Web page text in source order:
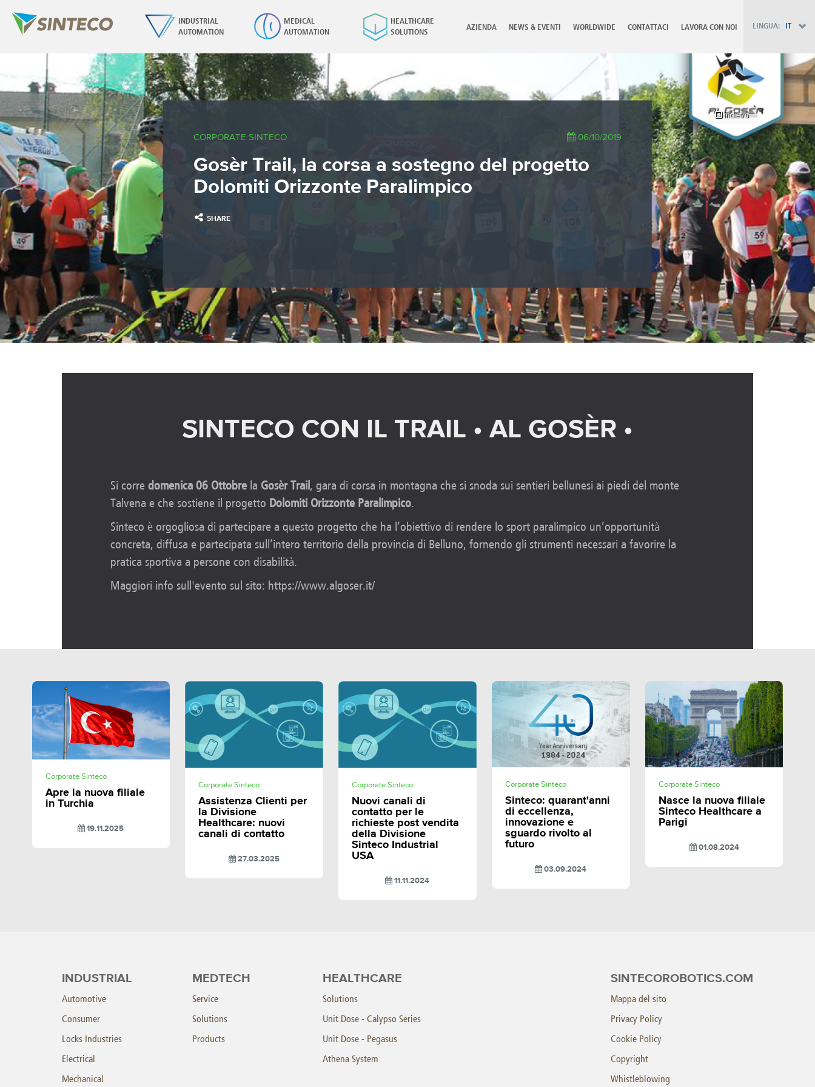
INDUSTRIAL
AUTOMATION
MEDICAL
AUTOMATION
HEALTHCARE
SOLUTIONS
AZIENDA NEWS & EVENTI WORLDWIDE CONTATTACI LAVORA CON NOI LINGUA: IT
JA - 日本語
TR - Türkçe
AE - اللغة العربية
CORPORATE SINTECO 06/10/2019
Gosèr Trail, la corsa a sostegno del progetto
Dolomiti Orizzonte Paralimpico
SHARE
indietro
SINTECO CON IL TRAIL • AL GOSÈR •
Si corre domenica 06 Ottobre la Gosèr Trail , gara di corsa in montagna che si snoda sui sentieri bellunesi ai piedi del monte
Talvena e che sostiene il progetto Dolomiti Orizzonte Paralimpico.
Sinteco è orgogliosa di partecipare a questo progetto che ha l’obiettivo di rendere lo sport paralimpico un’opportunità
concreta, diffusa e partecipata sull’intero territorio della provincia di Belluno, fornendo gli strumenti necessari a favorire la
pratica sportiva a persone con disabilità.
Maggiori info sull'evento sul sito: https://www.algoser.it/
Corporate Sinteco
Apre la nuova filiale
in Turchia
19.11.2025
Corporate Sinteco
Assistenza Clienti per
la Divisione
Healthcare: nuovi
canali di contatto
27.03.2025
Corporate Sinteco
Nuovi canali di
contatto per le
richieste post vendita
della Divisione
Sinteco Industrial
USA
11.11.2024
Corporate Sinteco
Sinteco: quarant'anni
di eccellenza,
innovazione e
sguardo rivolto al
futuro
03.09.2024
Corporate Sinteco
Nasce la nuova filiale
Sinteco Healthcare a
Parigi
01.08.2024
INDUSTRIAL
Automotive
Consumer
Locks Industries
Electrical
Mechanical
MEDTECH
Service
Solutions
Products
HEALTHCARE
Solutions
Unit Dose - Calypso Series
Unit Dose - Pegasus
Athena System
SINTECOROBOTICS.COM
Mappa del sito
Privacy Policy
Cookie Policy
Copyright
Whistleblowing